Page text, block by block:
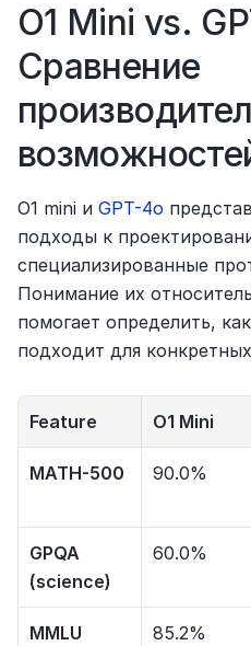
O1 Mini vs.
Сравнение
O1 mini и GPT-4o
подходы к
специализированные
Понимание их
помогает определить,
подходит для
Feature O1 Mini
MATH-500 90.0%
GPQA
(science)
60.0%
MMLU
85.2%